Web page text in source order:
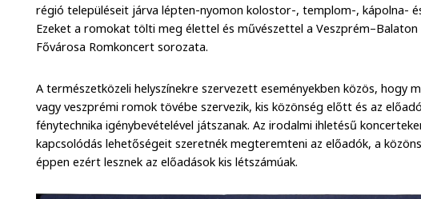
régió településeit járva lépten-nyomon kolostor-, templom-, kápolna-
Ezeket a romokat tölti meg élettel és művészettel a Veszprém–Balaton
Fővárosa Romkoncert sorozata.
A természetközeli helyszínekre szervezett eseményekben közös, hogy
vagy veszprémi romok tövébe szervezik, kis közönség előtt és az
fénytechnika igénybevételével játszanak. Az irodalmi ihletésű
kapcsolódás lehetőségeit szeretnék megteremteni az előadók, a
éppen ezért lesznek az előadások kis létszámúak.